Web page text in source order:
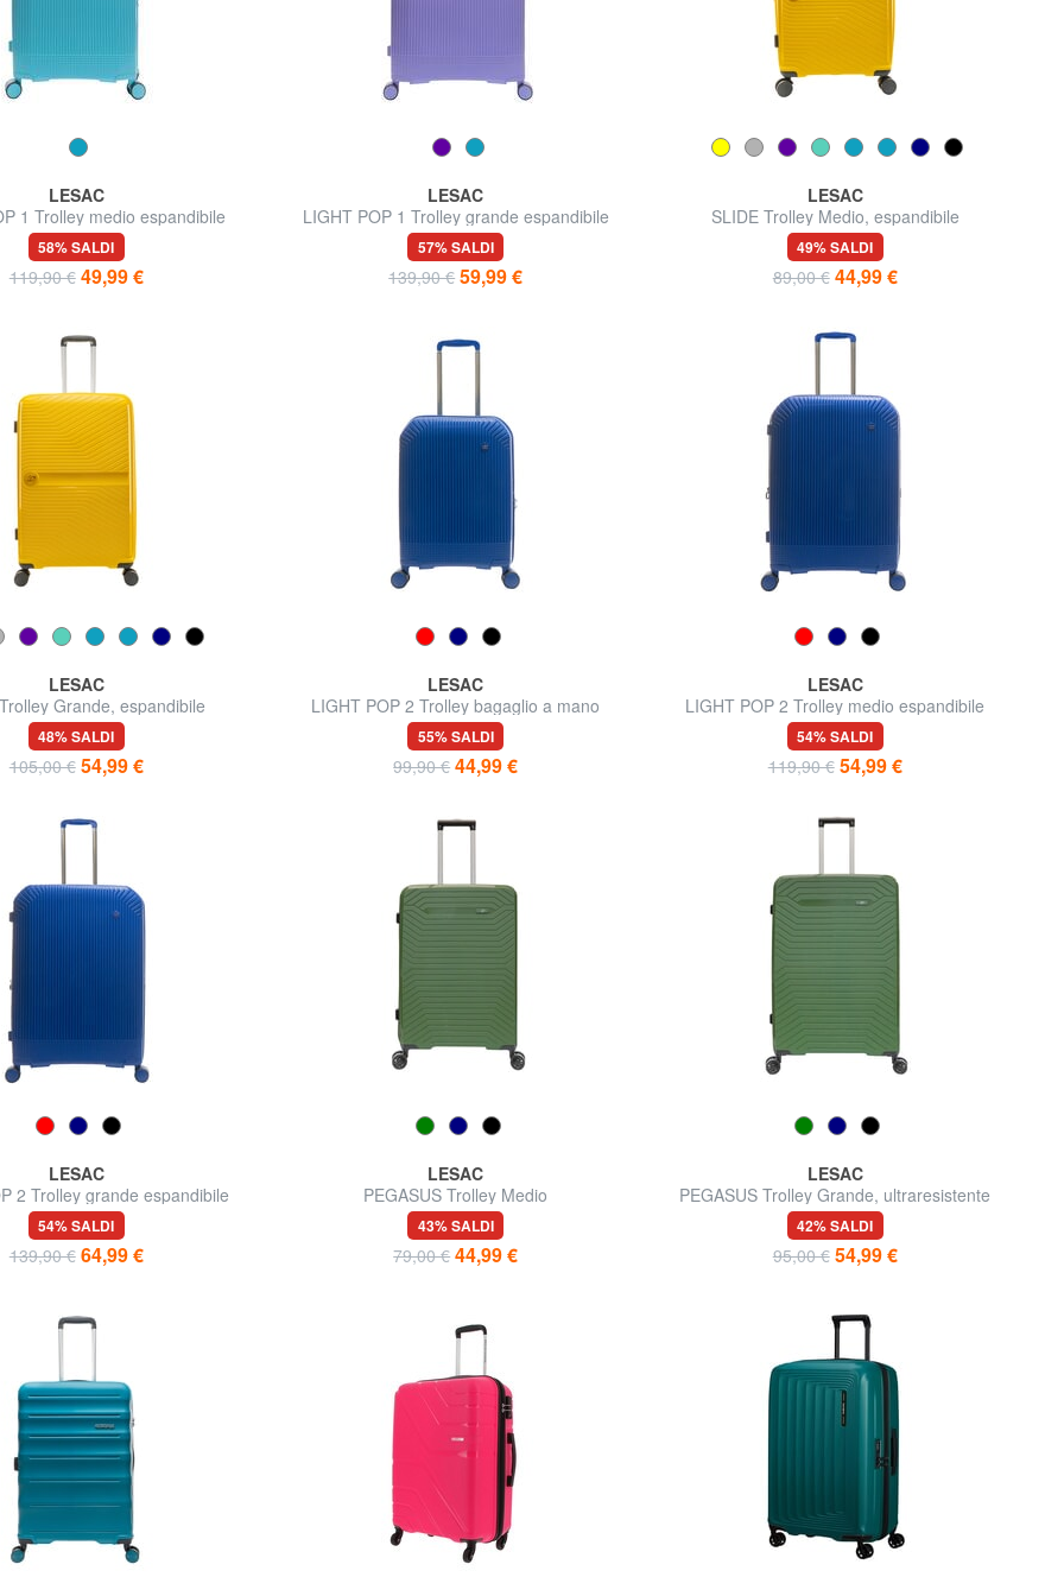
LESAC
1 Trolley medio espandibile
58% SALDI
119,90 € 49,99 €
LESAC
LIGHT POP 1 Trolley grande espandibile
57% SALDI
139,90 € 59,99 €
LESAC
SLIDE Trolley Medio, espandibile
49% SALDI
89,00 € 44,99 €
LESAC
Grande, espandibile
48% SALDI
105,00 € 54,99 €
LESAC
LIGHT POP 2 Trolley bagaglio a mano
55% SALDI
99,90 € 44,99 €
LESAC
LIGHT POP 2 Trolley medio espandibile
54% SALDI
119,90 € 54,99 €
LESAC
2 Trolley grande espandibile
54% SALDI
139,90 € 64,99 €
LESAC
PEGASUS Trolley Medio
43% SALDI
79,00 € 44,99 €
LESAC
PEGASUS Trolley Grande, ultraresistente
42% SALDI
95,00 € 54,99 €